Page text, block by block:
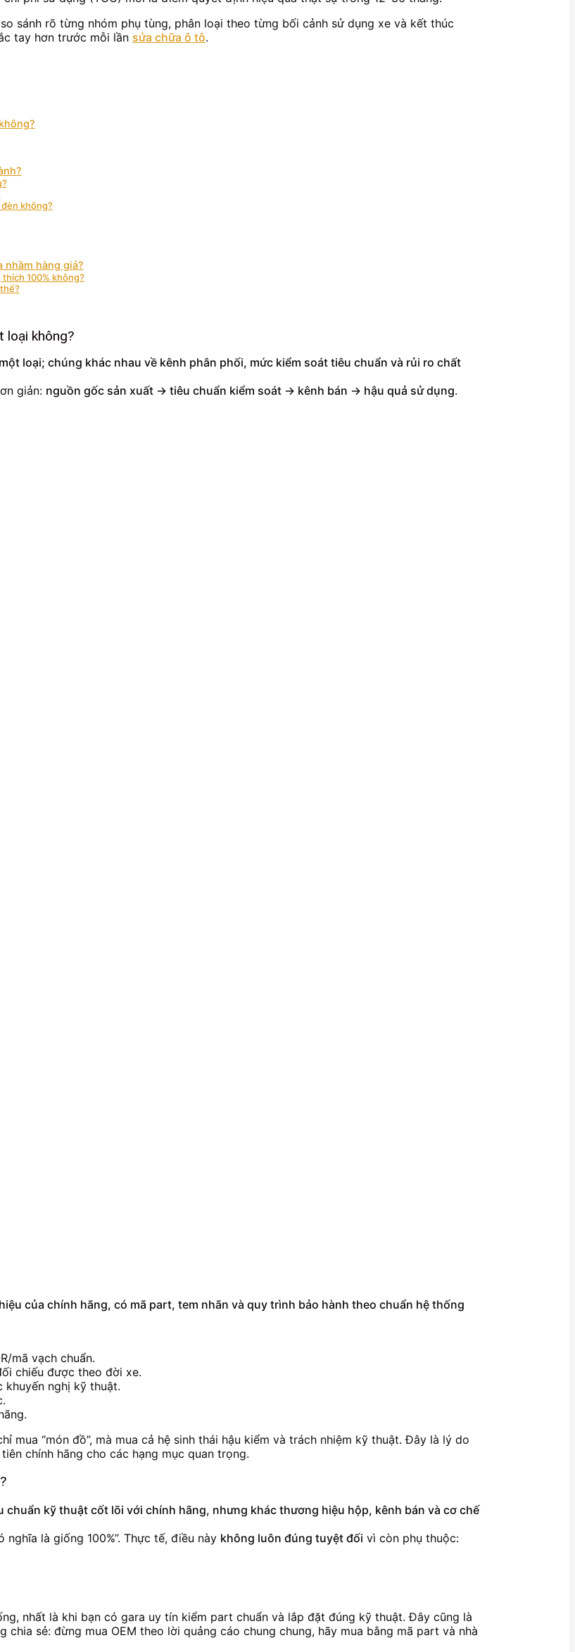
sánh rõ từng nhóm phụ tùng, phân loại theo từng bối cảnh sử dụng xe và kết thúc
tay hơn trước mỗi lần sửa chữa ô tô.
không?
nhầm hàng giả?
100% không?
loại không?
loại; chúng khác nhau về kênh phân phối, mức kiểm soát tiêu chuẩn và rủi ro chất
giản: nguồn gốc sản xuất → tiêu chuẩn kiểm soát → kênh bán → hậu quả sử dụng.
của chính hãng, có mã part, tem nhãn và quy trình bảo hành theo chuẩn hệ thống
mã vạch chuẩn.
chiếu được theo đời xe.
khuyến nghị kỹ thuật.
mua “món đồ”, mà mua cả hệ sinh thái hậu kiểm và trách nhiệm kỹ thuật. Đây là lý do
chính hãng cho các hạng mục quan trọng.
kỹ thuật cốt lõi với chính hãng, nhưng khác thương hiệu hộp, kênh bán và cơ chế
là giống 100%”. Thực tế, điều này không luôn đúng tuyệt đối vì còn phụ thuộc:
nhất là khi bạn có gara uy tín kiểm part chuẩn và lắp đặt đúng kỹ thuật. Đây cũng là
chia sẻ: đừng mua OEM theo lời quảng cáo chung chung, hãy mua bằng mã part và nhà